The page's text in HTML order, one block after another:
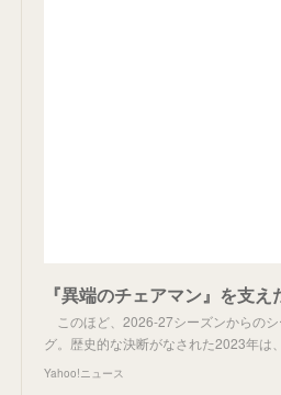
このほど、2026-27シーズンからの
グ。歴史的な決断がなされた2023年は
Yahoo!ニュース